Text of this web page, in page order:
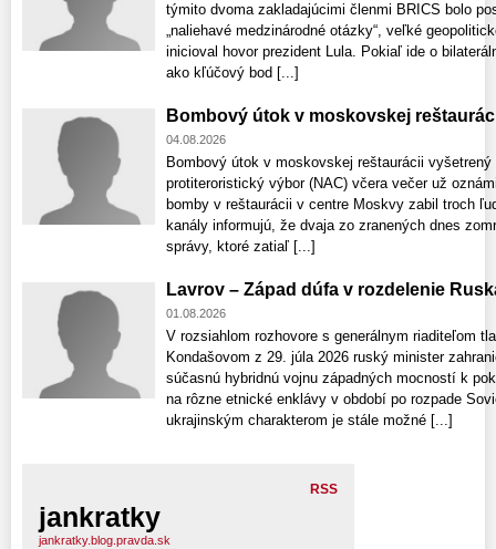
týmito dvoma zakladajúcimi členmi BRICS bolo
„naliehavé medzinárodné otázky“, veľké
inicioval hovor prezident Lula. Pokiaľ ide o
ako kľúčový bod [...]
Bombový útok v moskovskej
04.08.2026
Bombový útok v moskovskej reštaurácii
protiteroristický výbor (NAC) včera večer už
bomby v reštaurácii v centre Moskvy zabil troch
kanály informujú, že dvaja zo zranených dnes
správy, ktoré zatiaľ [...]
Lavrov – Západ dúfa v rozdelenie
01.08.2026
V rozsiahlom rozhovore s generálnym riaditeľom
Kondašovom z 29. júla 2026 ruský minister
súčasnú hybridnú vojnu západných mocností k
na rôzne etnické enklávy v období po rozpade
ukrajinským charakterom je stále možné [...]
RSS
jankratky
jankratky.blog.pravda.sk